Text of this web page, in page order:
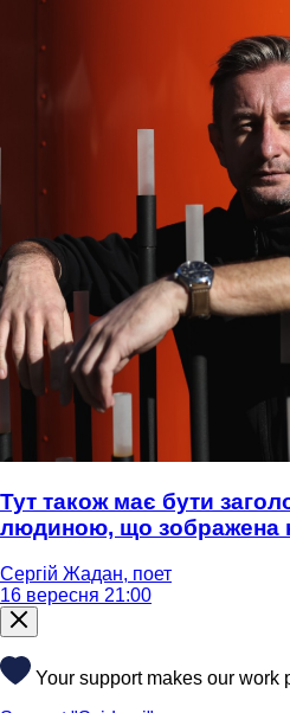
Тут також має бути
людиною, що зображена
Сергій Жадан, поет
16 вересня 21:00
Your support makes our work